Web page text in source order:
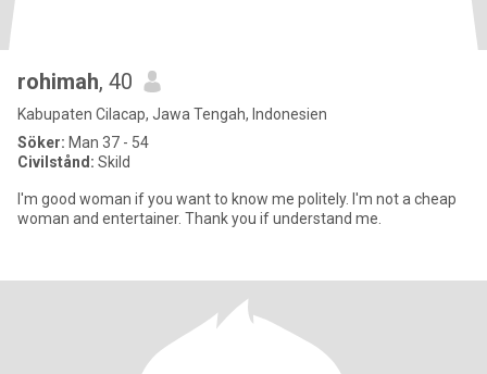
rohimah, 40
Kabupaten Cilacap, Jawa Tengah, Indonesien
Söker: Man 37 - 54
Civilstånd: Skild
I'm good woman if you want to know me politely. I'm not a cheap
woman and entertainer. Thank you if understand me.